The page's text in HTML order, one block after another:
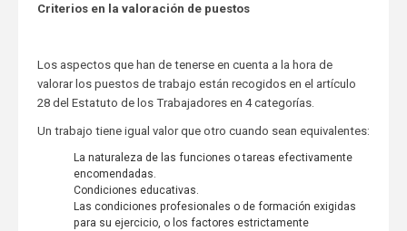
Criterios en la valoración de puestos
Los aspectos que han de tenerse en cuenta a la hora de
valorar los puestos de trabajo están recogidos en el artículo
28 del Estatuto de los Trabajadores en 4 categorías.
Un trabajo tiene igual valor que otro cuando sean equivalentes:
La naturaleza de las funciones o tareas efectivamente
encomendadas.
Condiciones educativas.
Las condiciones profesionales o de formación exigidas
para su ejercicio, o los factores estrictamente